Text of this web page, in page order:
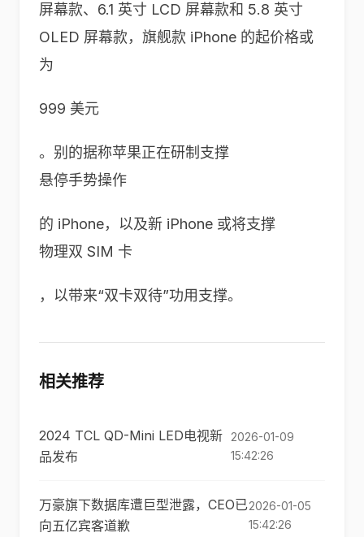
屏幕款、6.1 英寸 LCD 屏幕款和 5.8 英寸
OLED 屏幕款，旗舰款 iPhone 的起价格或
为
999 美元
。别的据称苹果正在研制支撑
悬停手势操作
的 iPhone，以及新 iPhone 或将支撑
物理双 SIM 卡
，以带来“双卡双待”功用支撑。
相关推荐
2024 TCL QD-Mini LED电视新
品发布
2026-01-09
15:42:26
万豪旗下数据库遭巨型泄露，CEO已
向五亿宾客道歉
2026-01-05
15:42:26